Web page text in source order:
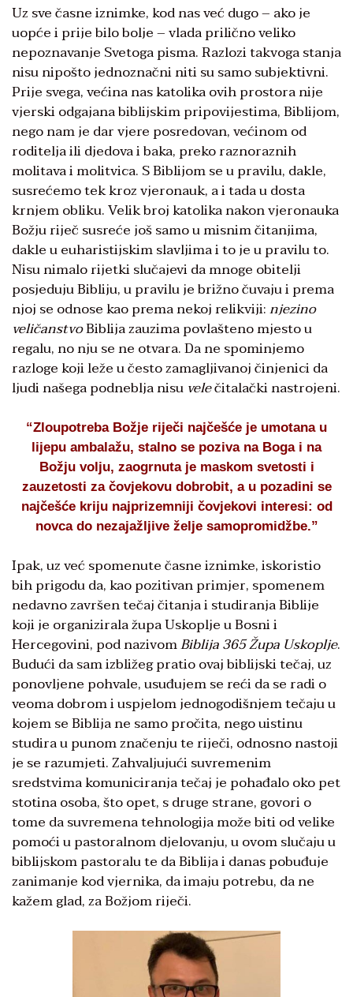
Uz sve časne iznimke, kod nas već dugo – ako je
uopće i prije bilo bolje – vlada prilično veliko
nepoznavanje Svetoga pisma. Razlozi takvoga stanja
nisu nipošto jednoznačni niti su samo subjektivni.
Prije svega, većina nas katolika ovih prostora nije
vjerski odgajana biblijskim pripovijestima, Biblijom,
nego nam je dar vjere posredovan, većinom od
roditelja ili djedova i baka, preko raznoraznih
molitava i molitvica. S Biblijom se u pravilu, dakle,
susrećemo tek kroz vjeronauk, a i tada u dosta
krnjem obliku. Velik broj katolika nakon vjeronauka
Božju riječ susreće još samo u misnim čitanjima,
dakle u euharistijskim slavljima i to je u pravilu to.
Nisu nimalo rijetki slučajevi da mnoge obitelji
posjeduju Bibliju, u pravilu je brižno čuvaju i prema
njoj se odnose kao prema nekoj relikviji:njezino
veličanstvoBiblija zauzima povlašteno mjesto u
regalu, no nju se ne otvara. Da ne spominjemo
razloge koji leže u često zamagljivanoj činjenici da
ljudi našega podneblja nisu velečitalački nastrojeni.
“Zloupotreba Božje riječi najčešće je umotana u
lijepu ambalažu, stalno se poziva na Boga i na
Božju volju, zaogrnuta je maskom svetosti i
zauzetosti za čovjekovu dobrobit, a u pozadini se
najčešće kriju najprizemniji čovjekovi interesi: od
novca do nezajažljive želje samopromidžbe.”
Ipak, uz već spomenute časne iznimke, iskoristio
bih prigodu da, kao pozitivan primjer, spomenem
nedavno završen tečaj čitanja i studiranja Biblije
koji je organizirala župa Uskoplje u Bosni i
Hercegovini, pod nazivomBiblija 365 Župa Uskoplje.
Budući da sam izbližeg pratio ovaj biblijski tečaj, uz
ponovljene pohvale, usuđujem se reći da se radi o
veoma dobrom i uspjelom jednogodišnjem tečaju u
kojem se Biblija ne samo pročita, nego uistinu
studira u punom značenju te riječi, odnosno nastoji
je se razumjeti. Zahvaljujući suvremenim
sredstvima komuniciranja tečaj je pohađalo oko pet
stotina osoba, što opet, s druge strane, govori o
tome da suvremena tehnologija može biti od velike
pomoći u pastoralnom djelovanju, u ovom slučaju u
biblijskom pastoralu te da Biblija i danas pobuđuje
zanimanje kod vjernika, da imaju potrebu, da ne
kažem glad, za Božjom riječi.